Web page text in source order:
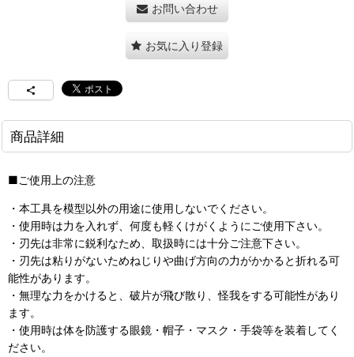
お問い合わせ
お気に入り登録
商品詳細
■ご使用上の注意
・本工具を模型以外の用途に使用しないでください。
・使用時は力を入れず、何度も軽くけがくようにご使用下さい。
・刃先は非常に鋭利なため、取扱時には十分ご注意下さい。
・刃先は粘りがないためねじりや曲げ方向の力がかかると折れる可
能性があります。
・無理な力をかけると、破片が飛び散り、怪我をする可能性があり
ます。
・使用時は体を防護する眼鏡・帽子・マスク・手袋等を装着してく
ださい。